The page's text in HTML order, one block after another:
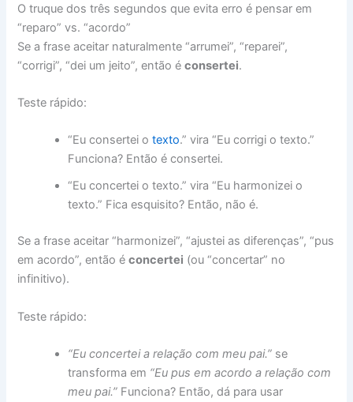
O truque dos três segundos que evita erro é pensar em
“reparo” vs. “acordo”
Se a frase aceitar naturalmente “arrumei”, “reparei”,
“corrigi”, “dei um jeito”, então éconsertei.
Teste rápido:
“Eu consertei otexto.” vira “Eu corrigi o texto.”
Funciona? Então é consertei.
“Eu concertei o texto.” vira “Eu harmonizei o
texto.” Fica esquisito? Então, não é.
Se a frase aceitar “harmonizei”, “ajustei as diferenças”, “pus
em acordo”, então éconcertei (ou “concertar” no
infinitivo).
Teste rápido:
“Eu concertei a relação com meu pai.” se
transforma em “Eu pus em acordo a relação com
meu pai.” Funciona? Então, dá para usar